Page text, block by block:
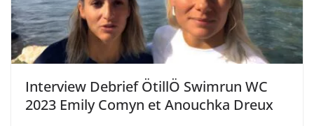
Interview Debrief ÖtillÖ Swimrun WC
2023 Emily Comyn et Anouchka Dreux